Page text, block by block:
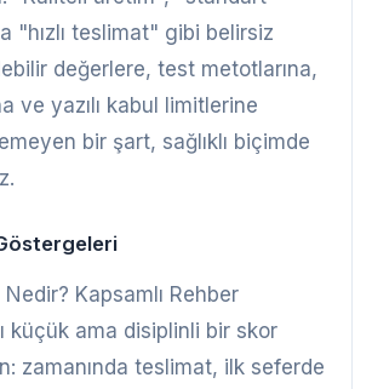
"hızlı teslimat" gibi belirsiz
değerlere, test metotlarına,
ve yazılı kabul limitlerine
bir şart, sağlıklı biçimde
Kapsamlı Rehber
küçük ama disiplinli bir skor
zamanında teslimat, ilk seferde